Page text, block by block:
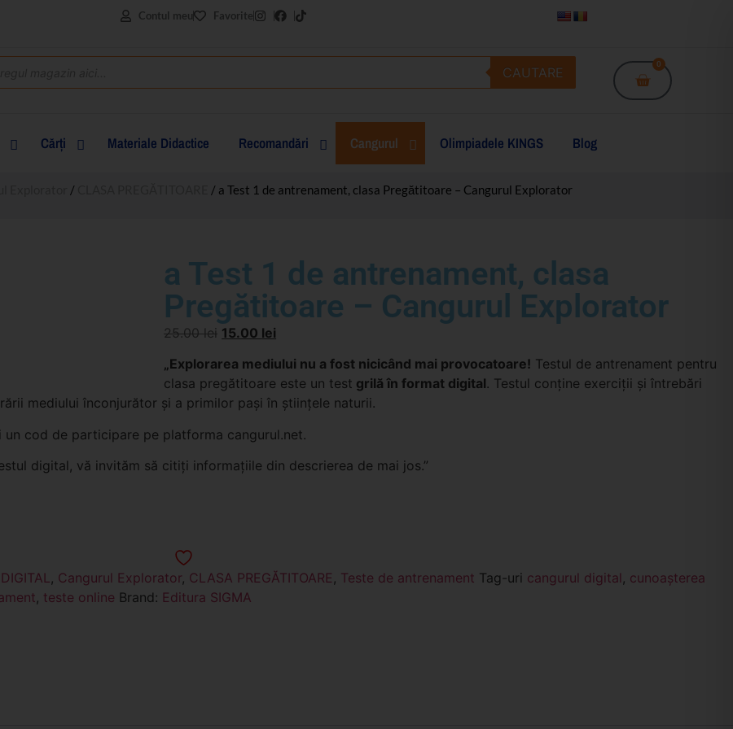
Contul meu Favorite
CAUTARE
0
clasa a VII-a
clasa a VIII-a
Cărţi Materiale Didactice Recomandări Cangurul Olimpiadele KINGS Blog
/ / a Test 1 de antrenament, clasa Pregătitoare – Cangurul Explorator
a Test 1 de antrenament, clasa
Pregătitoare – Cangurul Explorator
25.00lei 15.00 lei
„Explorarea mediului nu a fost nicicând mai provocatoare! Testul de antrenament pentru
clasa pregătitoare este un test grilă în format digital. Testul conţine exerciţii şi întrebări
mediului înconjurător şi a primilor paşi în ştiinţele naturii.
cod de participare pe platforma cangurul.net.
digital, vă invităm să citiți informațiile din descrierea de mai jos.”
, Cangurul Explorator, CLASA PREGĂTITOARE , Teste de antrenament Tag-uri cangurul digital , cunoașterea
, teste online Brand: Editura SIGMA